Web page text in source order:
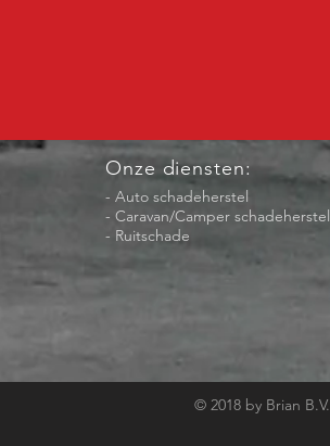
Onze diensten:
- Auto schadeherstel
- Caravan/Camper schadeherstel
- Ruitschade
© 2018 by Brian B.V.